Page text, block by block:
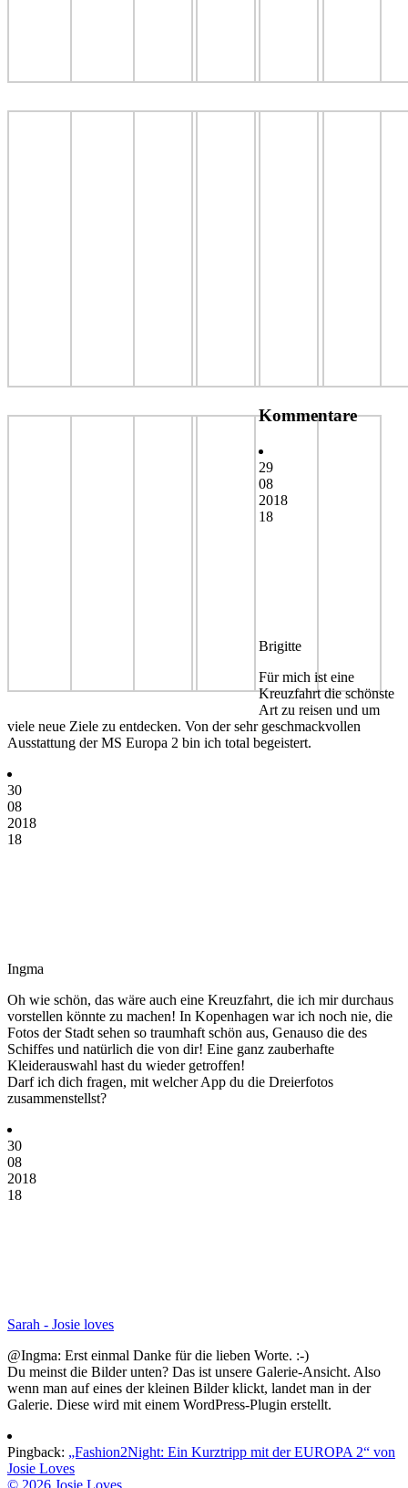
Kommentare
29
08
2018
18
Brigitte
Für mich ist eine
Kreuzfahrt die schönste
Art zu reisen und um
viele neue Ziele zu entdecken. Von der sehr geschmackvollen
Ausstattung der MS Europa 2 bin ich total begeistert.
30
08
2018
18
Ingma
Oh wie schön, das wäre auch eine Kreuzfahrt, die ich mir durchaus
vorstellen könnte zu machen! In Kopenhagen war ich noch nie, die
Fotos der Stadt sehen so traumhaft schön aus, Genauso die des
Schiffes und natürlich die von dir! Eine ganz zauberhafte
Kleiderauswahl hast du wieder getroffen!
Darf ich dich fragen, mit welcher App du die Dreierfotos
zusammenstellst?
30
08
2018
18
Sarah - Josie loves
@Ingma: Erst einmal Danke für die lieben Worte. :-)
Du meinst die Bilder unten? Das ist unsere Galerie-Ansicht. Also
wenn man auf eines der kleinen Bilder klickt, landet man in der
Galerie. Diese wird mit einem WordPress-Plugin erstellt.
Pingback: „Fashion2Night: Ein Kurztripp mit der EUROPA 2“ von
Josie Loves
© 2026 Josie Loves